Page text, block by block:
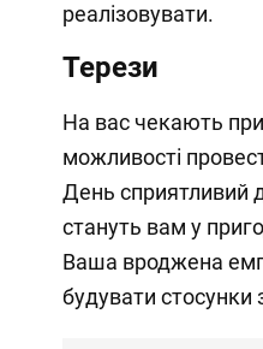
реалізовувати.
Терези
На вас чекають
можливості
День сприятливий
стануть вам у
Ваша вроджена
будувати стосунки